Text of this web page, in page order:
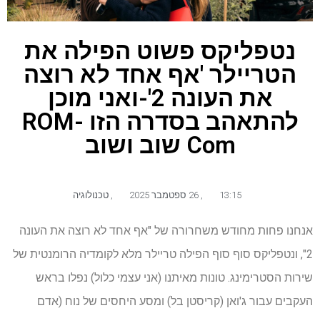
נטפליקס פשוט הפילה את
הטריילר 'אף אחד לא רוצה
את העונה 2'-ואני מוכן
להתאהב בסדרה הזו ROM-
Com שוב ושוב
13:15 טכנולוגיה
אנחנו פחות מחודש משחרורה של "אף אחד לא רוצה את העונה
2", ונטפליקס סוף סוף הפילה טריילר מלא לקומדיה הרומנטית של
שירות הסטרימינג. טונות מאיתנו (אני עצמי כלול) נפלו בראש
העקבים עבור ג'ואן (קריסטן בל) ומסע היחסים של נוח (אדם